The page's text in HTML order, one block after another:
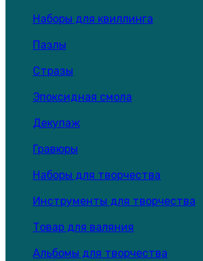
Наборы для квиллинга
Пазлы
Стразы
Эпоксидная смола
Декупаж
Гравюры
Наборы для творчества
Инструменты для творчества
Товар для валяния
Альбомы для творчества